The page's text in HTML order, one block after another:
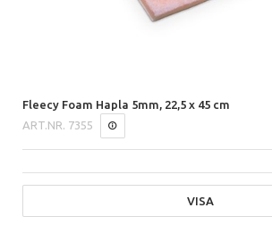
Fleecy Foam Hapla 5mm, 22,5 x 45 cm
ART.NR. 7355
VISA